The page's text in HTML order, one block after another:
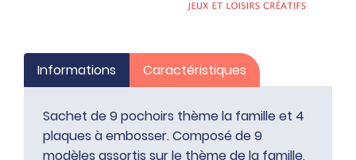
Informations Caractéristiques
Sachet de 9 pochoirs thème la famille et 4
plaques à embosser. Composé de 9
modèles assortis sur le thème de la famille,